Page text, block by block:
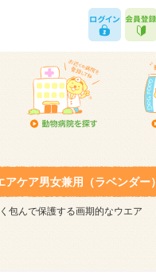
ケア男女兼用（ラベンダー）
包んで保護する画期的なウエア